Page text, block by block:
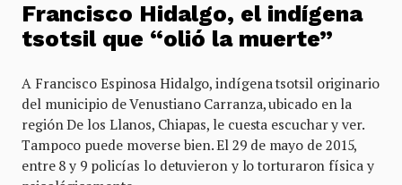
Francisco Hidalgo, el indígena
tsotsil que “olió la muerte”
A Francisco Espinosa Hidalgo, indígena tsotsil originario
del municipio de Venustiano Carranza, ubicado en la
región De los Llanos, Chiapas, le cuesta escuchar y ver.
Tampoco puede moverse bien. El 29 de mayo de 2015,
entre 8 y 9 policías lo detuvieron y lo torturaron física y